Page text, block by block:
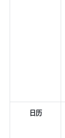
日历